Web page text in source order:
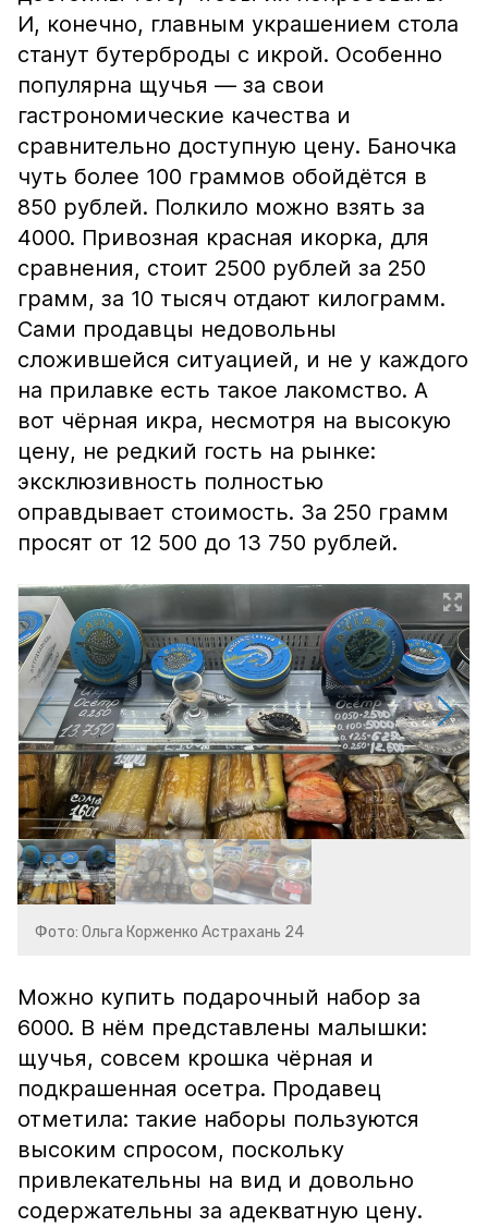
И, конечно, главным украшением стола
станут бутерброды с икрой. Особенно
популярна щучья — за свои
гастрономические качества и
сравнительно доступную цену. Баночка
чуть более 100 граммов обойдётся в
850 рублей. Полкило можно взять за
4000. Привозная красная икорка, для
сравнения, стоит 2500 рублей за 250
грамм, за 10 тысяч отдают килограмм.
Сами продавцы недовольны
сложившейся ситуацией, и не у каждого
на прилавке есть такое лакомство. А
вот чёрная икра, несмотря на высокую
цену, не редкий гость на рынке:
эксклюзивность полностью
оправдывает стоимость. За 250 грамм
просят от 12 500 до 13 750 рублей.
Фото: Ольга Корженко Астрахань 24
Можно купить подарочный набор за
6000. В нём представлены малышки:
щучья, совсем крошка чёрная и
подкрашенная осетра. Продавец
отметила: такие наборы пользуются
высоким спросом, поскольку
привлекательны на вид и довольно
содержательны за адекватную цену.